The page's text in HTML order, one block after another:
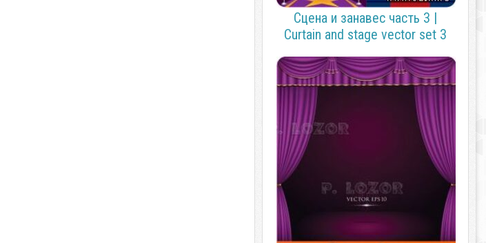
Сцена и занавес часть 3 |
Curtain and stage vector set 3